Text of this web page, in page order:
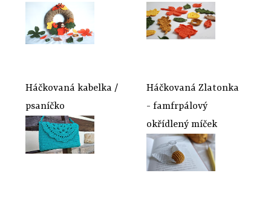
Háčkovaná kabelka /
psaníčko
Háčkovaná Zlatonka
- famfrpálový
okřídlený míček